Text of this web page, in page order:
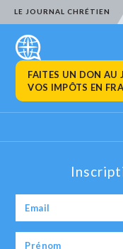
LE JOURNAL CHRÉTIEN
FAITES UN DON AU
VOS IMPÔTS EN